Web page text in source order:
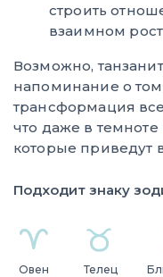
строить
взаимном
Возможно,
напоминание о
трансформация
что даже в
которые приведут
Подходит знаку
Овен Телец